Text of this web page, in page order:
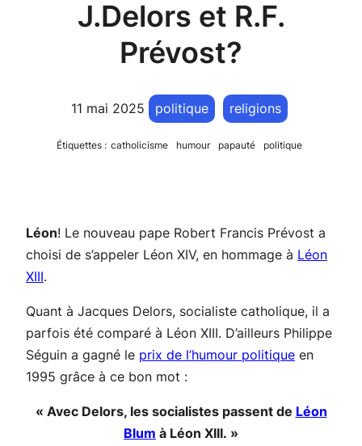
J.Delors et R.F.
Prévost?
11 mai 2025 politique religions
Étiquettes : catholicisme humour papauté politique
Léon! Le nouveau pape Robert Francis Prévost a
choisi de s’appeler Léon XIV, en hommage à Léon
XIII.
Quant à Jacques Delors, socialiste catholique, il a
parfois été comparé à Léon XIII. D’ailleurs Philippe
Séguin a gagné le prix de l’humour politique en
1995 grâce à ce bon mot :
« Avec Delors, les socialistes passent de Léon
Blum à Léon XIII. »